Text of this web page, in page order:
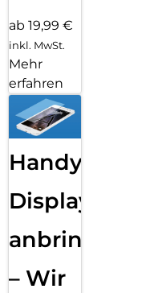
ab 19,99 €
inkl. MwSt.
Mehr
erfahren
Handy
Displayfolie
anbringen
– Wir